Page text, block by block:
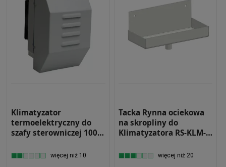
Klimatyzator
termoelektryczny do
szafy sterowniczej 100W
IP55 Wewnętrzny
więcej niż 10
Tacka Rynna ociekowa
na skropliny do
Klimatyzatora RS-KLM-
więcej niż 20